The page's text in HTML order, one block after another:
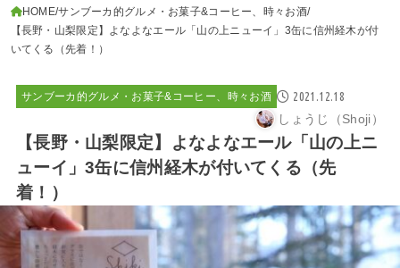
HOME サンブーカ的グルメ・お菓子&コーヒー、時々お酒
【長野・山梨限定】よなよなエール「山の上ニューイ」3缶に信州経木が付
いてくる（先着！）
サンブーカ的グルメ・お菓子&コーヒー、時々お酒
2021.12.18
しょうじ（Shoji）
【長野・山梨限定】よなよなエール「山の上ニ
ューイ」3缶に信州経木が付いてくる（先
着！）